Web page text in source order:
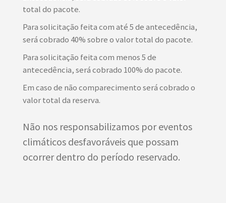
total do pacote.
Para solicitação feita com até 5 de antecedência,
será cobrado 40% sobre o valor total do pacote.
Para solicitação feita com menos 5 de
antecedência, será cobrado 100% do pacote.
Em caso de não comparecimento será cobrado o
valor total da reserva.
Não nos responsabilizamos por eventos
climáticos desfavoráveis que possam
ocorrer dentro do período reservado.